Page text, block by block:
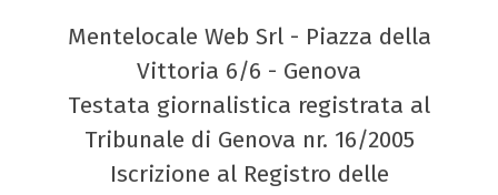
Mentelocale Web Srl - Piazza della
Vittoria 6/6 - Genova
Testata giornalistica registrata al
Tribunale di Genova nr. 16/2005
Iscrizione al Registro delle